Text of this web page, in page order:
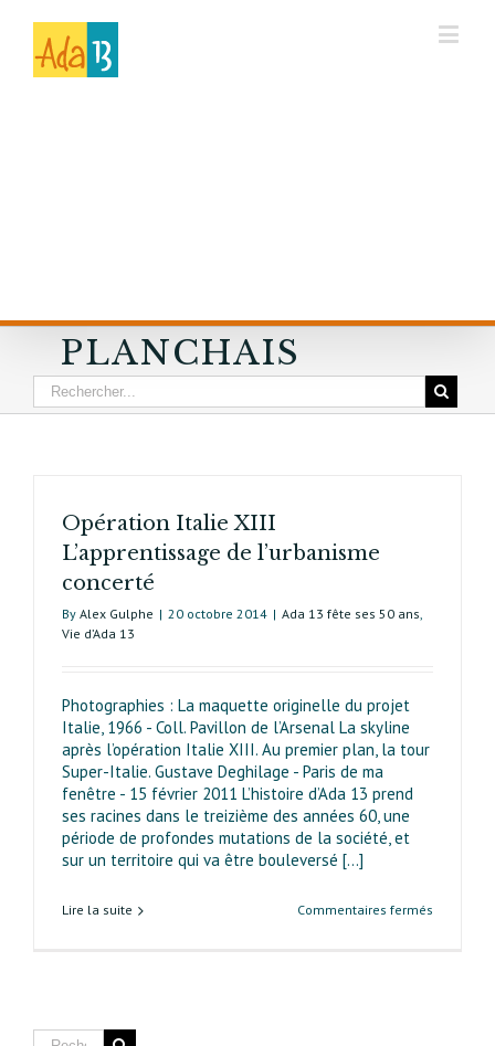
PLANCHAIS
Opération Italie XIII
L’apprentissage de l’urbanisme
concerté
By Alex Gulphe | 20 octobre 2014 | Ada 13 fête ses 50 ans,
Vie d’Ada 13
Photographies : La maquette originelle du projet
Italie, 1966 - Coll. Pavillon de l’Arsenal La skyline
après l’opération Italie XIII. Au premier plan, la tour
Super-Italie. Gustave Deghilage - Paris de ma
fenêtre - 15 février 2011 L’histoire d’Ada 13 prend
ses racines dans le treizième des années 60, une
période de profondes mutations de la société, et
sur un territoire qui va être bouleversé [...]
Lire la suite Commentaires fermés